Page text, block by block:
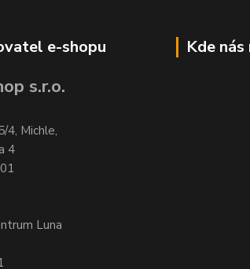
e-shopu
s.r.o.
4, Michle,
4
Luna
Kde